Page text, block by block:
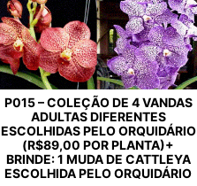
P015 – COLEÇÃO DE 4 VANDAS
ADULTAS DIFERENTES
ESCOLHIDAS PELO ORQUIDÁRIO
(R$89,00 POR PLANTA)+
BRINDE: 1 MUDA DE CATTLEYA
ESCOLHIDA PELO ORQUIDÁRIO